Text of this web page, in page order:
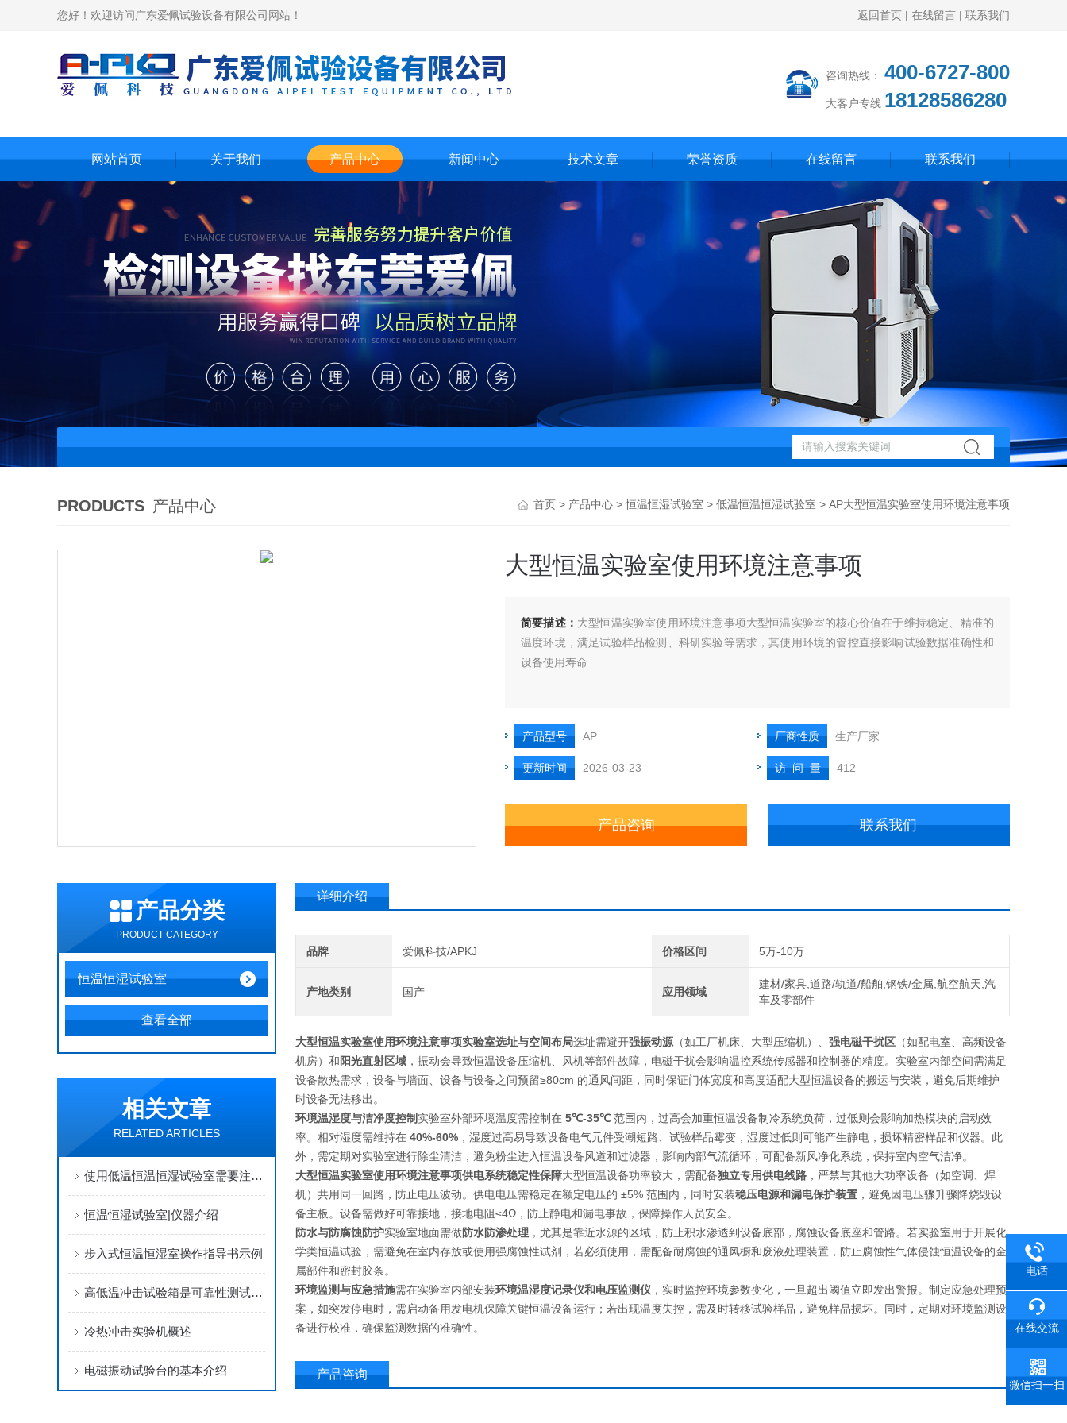
您好！欢迎访问广东爱佩试验设备有限公司网站！ 返回首页 | 在线留言 | 联系我们
咨询热线： 400-6727-800
大客户专线 18128586280
网站首页 关于我们 产品中心 新闻中心 技术文章 荣誉资质 在线留言 联系我们
PRODUCTS 产品中心 首页 > 产品中心 >恒温恒湿试验室 > 低温恒温恒湿试验室 > AP大型恒温实验室使用环境注意事项
大型恒温实验室使用环境注意事项
简要描述： 大型恒温实验室使用环境注意事项大型恒温实验室的核心价值在于维持稳定、精准的
温度环境，满足试验样品检测、科研实验等需求，其使用环境的管控直接影响试验数据准确性和
设备使用寿命
产品型号 AP 厂商性质 生产厂家
更新时间 2026-03-23 访 问 量 412
产品咨询 联系我们
产品分类
PRODUCT CATEGORY
恒温恒湿试验室
查看全部
相关文章
RELATED ARTICLES
使用低温恒温恒湿试验室需要注意这几点
恒温恒湿试验室|仪器介绍
步入式恒温恒湿室操作指导书示例
高低温冲击试验箱是可靠性测试的重要工具
冷热冲击实验机概述
电磁振动试验台的基本介绍
详细介绍
品牌 爱佩科技/APKJ 价格区间 5万-10万
产地类别 国产 应用领域
建材/家具,道路/轨道/船舶,钢铁/金属,航空航天,汽
车及零部件
大型恒温实验室使用环境注意事项实验室选址与空间布局选址需避开强振动源 （如工厂机床、大型压缩机）、 强电磁干扰区 （如配电室、高频设备
机房）和阳光直射区域 ，振动会导致恒温设备压缩机、风机等部件故障，电磁干扰会影响温控系统传感器和控制器的精度。实验室内部空间需满足
设备散热需求，设备与墙面、设备与设备之间预留≥80cm 的通风间距，同时保证门体宽度和高度适配大型恒温设备的搬运与安装，避免后期维护
时设备无法移出。
环境温湿度与洁净度控制 实验室外部环境温度需控制在 5℃-35℃ 范围内，过高会加重恒温设备制冷系统负荷，过低则会影响加热模块的启动效
率。相对湿度需维持在 40%-60% ，湿度过高易导致设备电气元件受潮短路、试验样品霉变，湿度过低则可能产生静电，损坏精密样品和仪器。此
外，需定期对实验室进行除尘清洁，避免粉尘进入恒温设备风道和过滤器，影响内部气流循环，可配备新风净化系统，保持室内空气洁净。
大型恒温实验室使用环境注意事项供电系统稳定性保障大型恒温设备功率较大，需配备独立专用供电线路 ，严禁与其他大功率设备（如空调、焊
机）共用同一回路，防止电压波动。供电电压需稳定在额定电压的 ±5% 范围内，同时安装稳压电源和漏电保护装置 ，避免因电压骤升骤降烧毁设
备主板。设备需做好可靠接地，接地电阻≤4Ω，防止静电和漏电事故，保障操作人员安全。
防水与防腐蚀防护实验室地面需做防水防渗处理 ，尤其是靠近水源的区域，防止积水渗透到设备底部，腐蚀设备底座和管路。若实验室用于开展化
学类恒温试验，需避免在室内存放或使用强腐蚀性试剂，若必须使用，需配备耐腐蚀的通风橱和废液处理装置，防止腐蚀性气体侵蚀恒温设备的金
属部件和密封胶条。
环境监测与应急措施需在实验室内部安装环境温湿度记录仪和电压监测仪 ，实时监控环境参数变化，一旦超出阈值立即发出警报。制定应急处理预
案，如突发停电时，需启动备用发电机保障关键恒温设备运行；若出现温度失控，需及时转移试验样品，避免样品损坏。同时，定期对环境监测设
备进行校准，确保监测数据的准确性。
产品咨询
电话
在线交流
微信扫一扫